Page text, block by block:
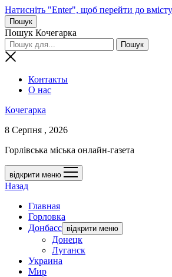
Натисніть "Enter", щоб перейти до вмісту
Пошук
Пошук Кочегарка
Контакты
О нас
Кочегарка
8 Серпня , 2026
Горлівська міська онлайн-газета
відкрити меню
Назад
Главная
Горловка
Донбасс відкрити меню
Донецк
Луганск
Украина
Мир